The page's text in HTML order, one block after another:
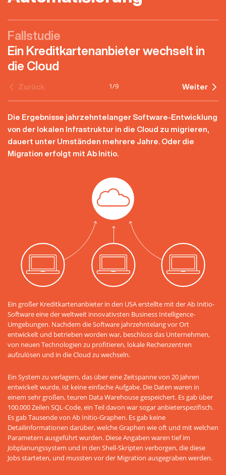
Fallstudie
Ein Kreditkartenanbieter wechselt in
die Cloud
Zurück 1/9 Weiter
Die Ergebnisse jahrzehntelanger Software-Entwicklung
von der lokalen Infrastruktur in die Cloud zu migrieren,
dauert unter Umständen mehrere Jahre. Oder die
Migration erfolgt mit Ab Initio.
Ein großer Kreditkartenanbieter in den USA erstellte mit der Ab Initio-
Software eine der weltweit innovativsten Business Intelligence-
Umgebungen. Nachdem die Software jahrzehntelang vor Ort
entwickelt und betrieben worden war, beschloss das Unternehmen,
von neuen Technologien zu profitieren, lokale Rechenzentren
aufzulösen und in die Cloud zu wechseln.
Ein System zu verlagern, das über eine Zeitspanne von 20 Jahren
entwickelt wurde, ist keine einfache Aufgabe. Die Daten waren in
einem sehr großen, teuren Data Warehouse gespeichert. Es gab über
100.000 Zeilen SQL-Code, ein Teil davon war sogar anbieterspezifisch.
Es gab Tausende von Ab Initio-Graphen. Es gab keine
Detailinformationen darüber, welche Graphen wie oft und mit welchen
Parametern ausgeführt wurden. Diese Angaben waren tief im
Jobplanungssystem und in den Shell-Skripten verborgen, die diese
Jobs starteten, und mussten vor der Migration ausgegraben werden.